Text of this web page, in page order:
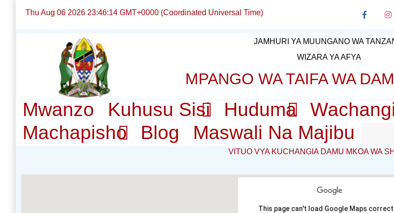
Thu Aug 06 2026 23:46:14 GMT+0000 (Coordinated Universal Time)
JAMHURI YA MUUNGANO WA
WIZARA YA AFYA
MPANGO WA TAIFA WA
Mwanzo Kuhusu Sisi Huduma
Machapisho
Blog Maswali Na Majibu
VITUO VYA KUCHANGIA DAMU MKOA WA
This page can't load Google Maps